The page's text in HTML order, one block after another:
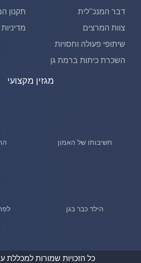
דבר המנכ"לית
צוות המרצים
שיתופי פעולה וחסויות
השכרת כיתות ברמת גן
מגזין מקצועי
חשיבותו של האמון
הילד כבר בגן
תקנון
כל הזכויות שמורות למכללת